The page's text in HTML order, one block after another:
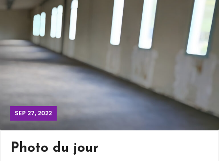
SEP 27, 2022
Photo du jour